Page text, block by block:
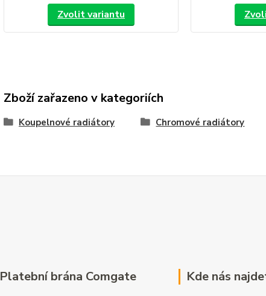
Zvolit variantu
Zboží zařazeno v kategoriích
Koupelnové radiátory Chromové radiátory
Platební brána Comgate Kde nás